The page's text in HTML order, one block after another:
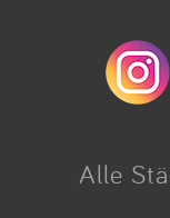
Alle